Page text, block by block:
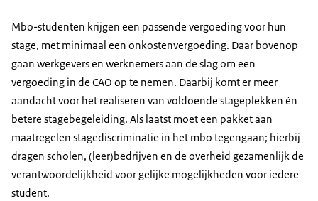
Mbo-studenten krijgen een passende vergoeding voor hun
stage, met minimaal een onkostenvergoeding. Daar bovenop
gaan werkgevers en werknemers aan de slag om een
vergoeding in de CAO op te nemen. Daarbij komt er meer
aandacht voor het realiseren van voldoende stageplekken én
betere stagebegeleiding. Als laatst moet een pakket aan
maatregelen stagediscriminatie in het mbo tegengaan; hierbij
dragen scholen, (leer)bedrijven en de overheid gezamenlijk de
verantwoordelijkheid voor gelijke mogelijkheden voor iedere
student.